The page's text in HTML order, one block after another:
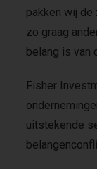
pakken wij de
zo graag
belang is van
Fisher
uitstekende